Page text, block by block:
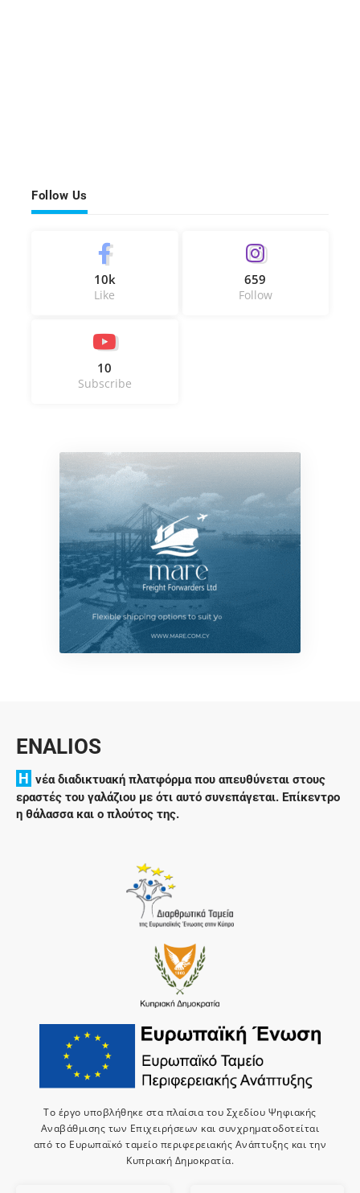
Follow Us
10k
Like
659
Follow
10
Subscribe
ENALIOS
H νέα διαδικτυακή πλατφόρμα που απευθύνεται στους
εραστές του γαλάζιου με ότι αυτό συνεπάγεται. Επίκεντρο
η θάλασσα και ο πλούτος της.
Το έργο υποβλήθηκε στα πλαίσια του Σχεδίου Ψηφιακής
Αναβάθμισης των Επιχειρήσεων και συνχρηματοδοτείται
από το Ευρωπαϊκό ταμείο περιφερειακής Ανάπτυξης και την
Κυπριακή Δημοκρατία.